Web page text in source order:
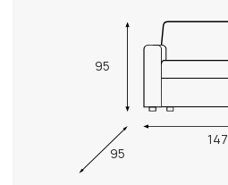
95
147
95